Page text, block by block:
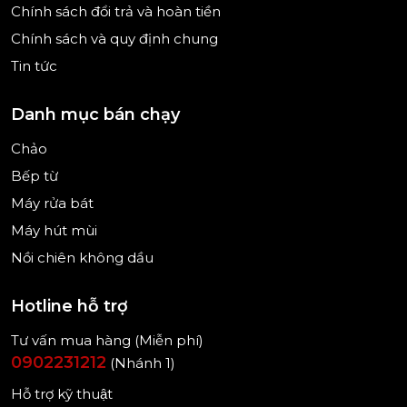
Chính sách đổi trả và hoàn tiền
Chính sách và quy định chung
Tin tức
Danh mục bán chạy
Chảo
Bếp từ
Máy rửa bát
Máy hút mùi
Nồi chiên không dầu
Hotline hỗ trợ
Tư vấn mua hàng (Miễn phí)
0902231212 (Nhánh 1)
Hỗ trợ kỹ thuật